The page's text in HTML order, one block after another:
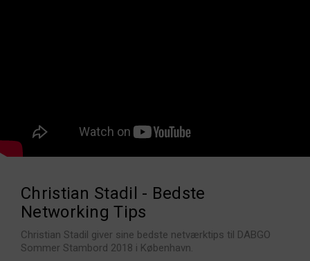
Christian Stadil - Bedste
Networking Tips
Christian Stadil giver sine bedste netværktips til DABGO
Sommer Stambord 2018 i København.